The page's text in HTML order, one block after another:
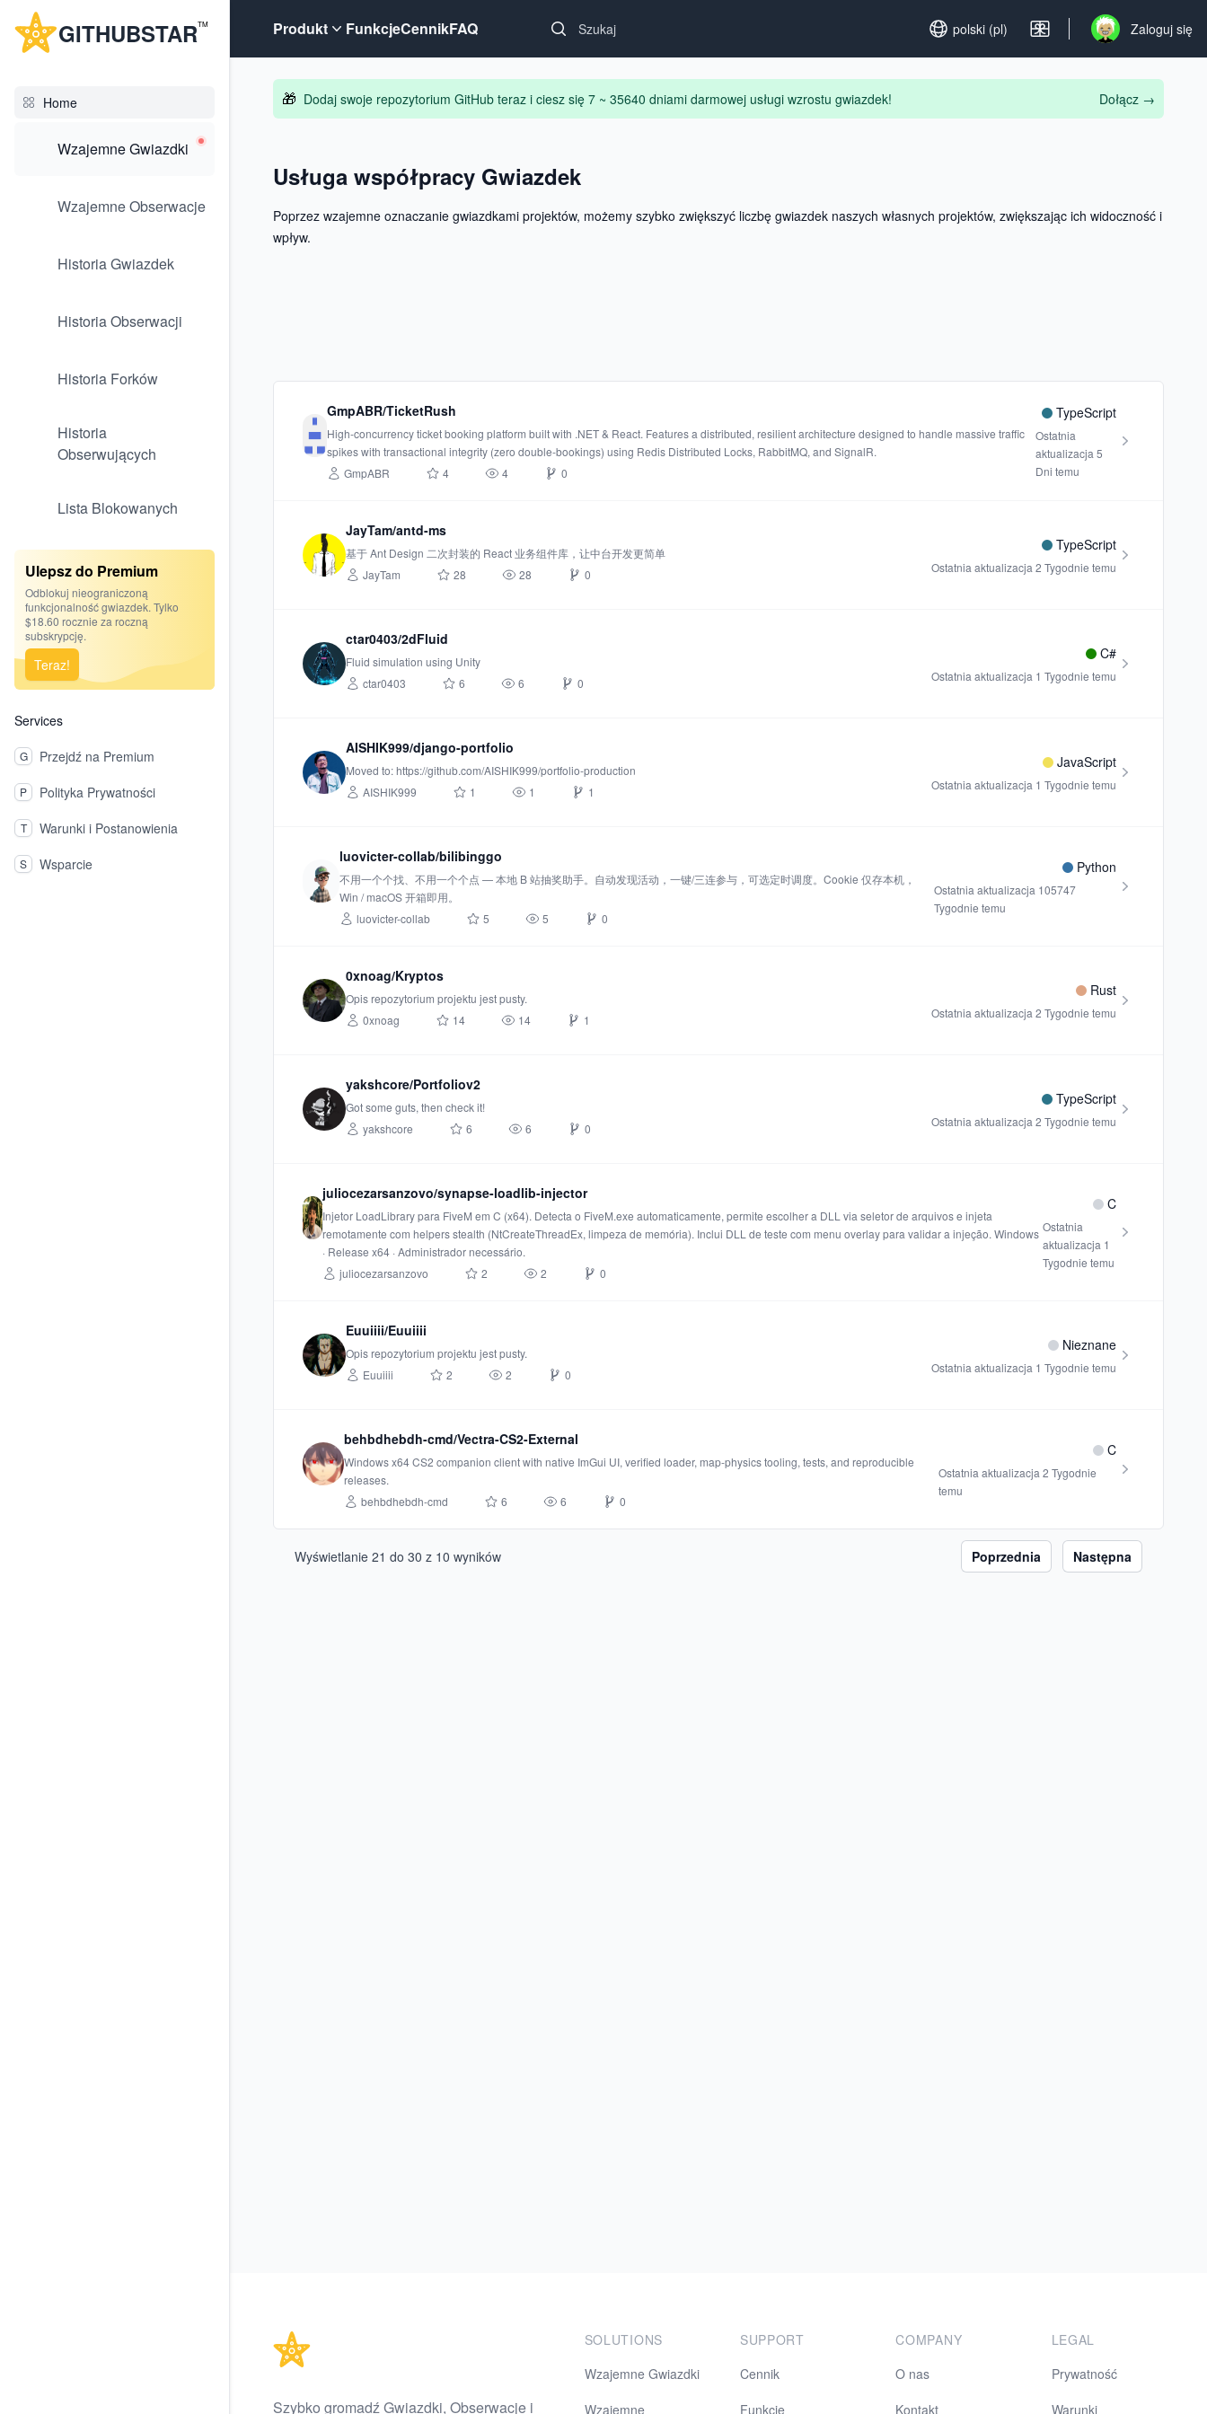
GITHUBSTARTM
Home
Wzajemne Gwiazdki
Wzajemne Obserwacje
Historia Gwiazdek
Historia Obserwacji
Historia Forków
Historia
Obserwujących
Lista Blokowanych
Ulepsz do Premium
Odblokuj nieograniczoną
funkcjonalność gwiazdek. Tylko
$18.60 rocznie za roczną
subskrypcję.
Teraz!
Services
G Przejdź na Premium
P Polityka Prywatności
T Warunki i Postanowienia
S Wsparcie
Produkt FunkcjeCennikFAQ
Set language
polski (pl) Open user menu
Zaloguj się
🎁 Dodaj swoje repozytorium GitHub teraz i ciesz się 7 ~ 35640 dniami darmowej usługi wzrostu gwiazdek! Dołącz →
Usługa współpracy Gwiazdek
Poprzez wzajemne oznaczanie gwiazdkami projektów, możemy szybko zwiększyć liczbę gwiazdek naszych własnych projektów, zwiększając ich widoczność i
wpływ.
GmpABR/TicketRush
High-concurrency ticket booking platform built with .NET & React. Features a distributed, resilient architecture designed to handle massive traffic
spikes with transactional integrity (zero double-bookings) using Redis Distributed Locks, RabbitMQ, and SignalR.
GmpABR
4 4 0
TypeScript
Ostatnia
aktualizacja 5
Dni temu
JayTam/antd-ms
基于 Ant Design 二次封装的 React 业务组件库，让中台开发更简单
JayTam
28 28 0
TypeScript
Ostatnia aktualizacja 2 Tygodnie temu
ctar0403/2dFluid
Fluid simulation using Unity
ctar0403
6 6 0
C#
Ostatnia aktualizacja 1 Tygodnie temu
AISHIK999/django-portfolio
Moved to: https://github.com/AISHIK999/portfolio-production
AISHIK999
1 1 1
JavaScript
Ostatnia aktualizacja 1 Tygodnie temu
luovicter-collab/bilibinggo
不用一个个找、不用一个个点 — 本地 B 站抽奖助手。自动发现活动，一键/三连参与，可选定时调度。Cookie 仅存本机，
Win / macOS 开箱即用。
luovicter-collab
5 5 0
Python
Ostatnia aktualizacja 105747
Tygodnie temu
0xnoag/Kryptos
Opis repozytorium projektu jest pusty.
0xnoag
14 14 1
Rust
Ostatnia aktualizacja 2 Tygodnie temu
yakshcore/Portfoliov2
Got some guts, then check it!
yakshcore
6 6 0
TypeScript
Ostatnia aktualizacja 2 Tygodnie temu
juliocezarsanzovo/synapse-loadlib-injector
Injetor LoadLibrary para FiveM em C (x64). Detecta o FiveM.exe automaticamente, permite escolher a DLL via seletor de arquivos e injeta
remotamente com helpers stealth (NtCreateThreadEx, limpeza de memória). Inclui DLL de teste com menu overlay para validar a injeção. Windows
· Release x64 · Administrador necessário.
juliocezarsanzovo
2 2 0
C
Ostatnia
aktualizacja 1
Tygodnie temu
Euuiiii/Euuiiii
Opis repozytorium projektu jest pusty.
Euuiiii
2 2 0
Nieznane
Ostatnia aktualizacja 1 Tygodnie temu
behbdhebdh-cmd/Vectra-CS2-External
Windows x64 CS2 companion client with native ImGui UI, verified loader, map-physics tooling, tests, and reproducible
releases.
behbdhebdh-cmd
6 6 0
C
Ostatnia aktualizacja2 Tygodnie
temu
Wyświetlanie 21 do 30 z 10 wyników Poprzednia Następna
Szybko gromadź Gwiazdki, Obserwacje i
SOLUTIONS
Wzajemne Gwiazdki
Wzajemne
SUPPORT
Cennik
Funkcje
COMPANY
O nas
Kontakt
LEGAL
Prywatność
Warunki